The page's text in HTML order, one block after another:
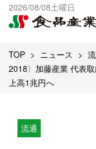
2026/08/08土曜日
出版物一覧へ
試読・購読申し込み
TOP ニュース
2018〉加藤産業 代表
上高1兆円へ
流通